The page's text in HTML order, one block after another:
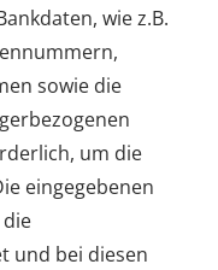
wie z.B.
sowie die
um die
eingegebenen
und bei diesen